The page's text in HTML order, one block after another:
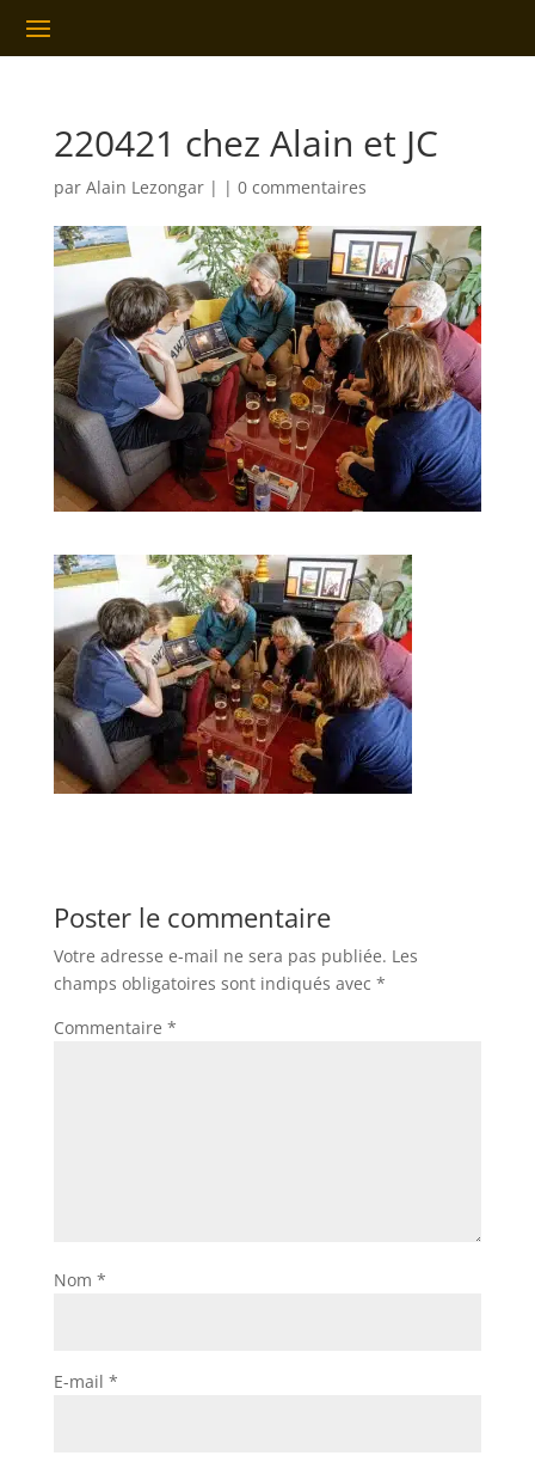
220421 chez Alain et JC
par Alain Lezongar| | 0 commentaires
Poster le commentaire
Votre adresse e-mail ne sera pas publiée. Les
champs obligatoires sont indiqués avec *
Commentaire *
Nom *
E-mail *